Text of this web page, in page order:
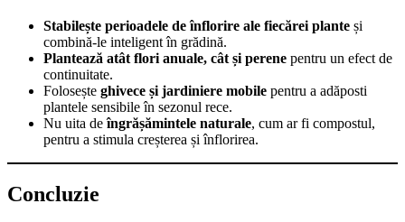
Stabilește perioadele de înflorire ale fiecărei plante și
combină-le inteligent în grădină.
Plantează atât flori anuale, cât și perene pentru un efect de
continuitate.
Folosește ghivece și jardiniere mobile pentru a adăposti
plantele sensibile în sezonul rece.
Nu uita deîngrășămintele naturale, cum ar fi compostul,
pentru a stimula creșterea și înflorirea.
Concluzie